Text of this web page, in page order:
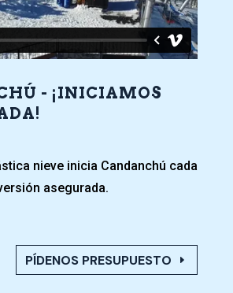
- ¡INICIAMOS
nieve inicia Candanchú cada
asegurada.
PÍDENOS PRESUPUESTO